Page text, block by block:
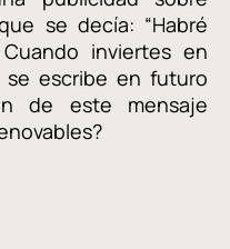
se decía: “Habré
inviertes en
escribe en futuro
de este mensaje